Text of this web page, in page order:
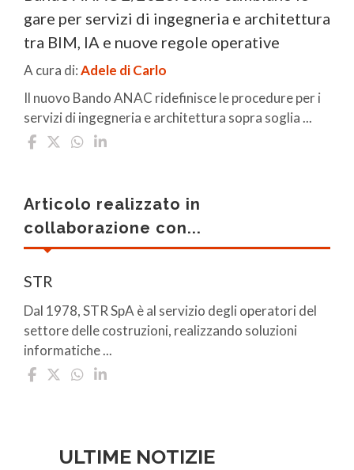
gare per servizi di ingegneria e architettura
tra BIM, IA e nuove regole operative
A cura di:Adele di Carlo
Il nuovo Bando ANAC ridefinisce le procedure per i
servizi di ingegneria e architettura sopra soglia ...
Articolo realizzato in
collaborazione con...
STR
Dal 1978, STR SpA è al servizio degli operatori del
settore delle costruzioni, realizzando soluzioni
informatiche ...
ULTIME NOTIZIE